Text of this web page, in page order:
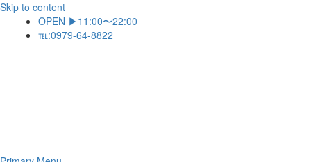
Skip to content
OPEN ▶11:00〜22:00
℡:0979-64-8822